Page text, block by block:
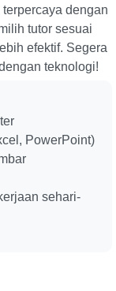
dengan
tutor sesuai
efektif. Segera
teknologi!
PowerPoint)
sehari-